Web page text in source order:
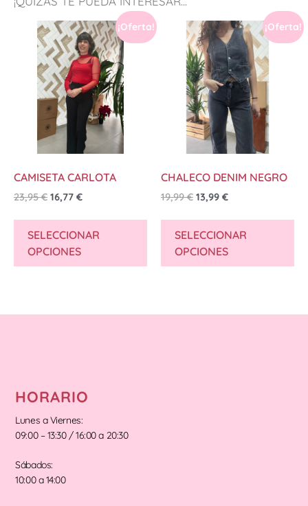
¡Oferta!
CAMISETA CARLOTA
23,95€ 16,77 €
SELECCIONAR
OPCIONES
¡Oferta!
CHALECO DENIM NEGRO
19,99€ 13,99 €
SELECCIONAR
OPCIONES
HORARIO
Lunes a Viernes:
09:00 – 13:30 / 16:00 a 20:30
Sábados:
10:00 a 14:00